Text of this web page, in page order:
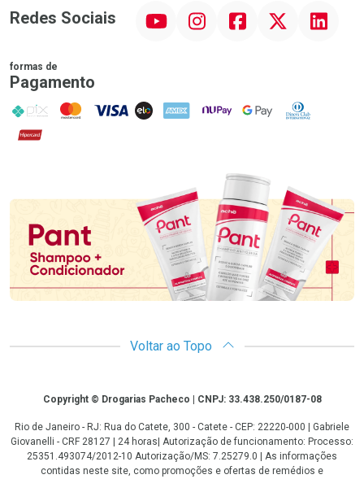
Redes Sociais InstagramFacebookTwitter Linkedin
formas de
Pagamento
PIX MasterCard
VISA ELO AMEX NuPay Google PayDiners Club
Hipercard
Voltar ao Topo
CopyrightCopyright © Drogarias Pacheco | CNPJ: 33.438.250/0187-08
Rio de Janeiro - RJ: Rua do Catete, 300 - Catete - CEP: 22220-000 | Gabriele
Giovanelli - CRF 28127 | 24 horas| Autorização de funcionamento: Processo:
25351.493074/2012-10 Autorização/MS: 7.25279.0 | As informações
contidas neste site, como promoções e ofertas de remédios e